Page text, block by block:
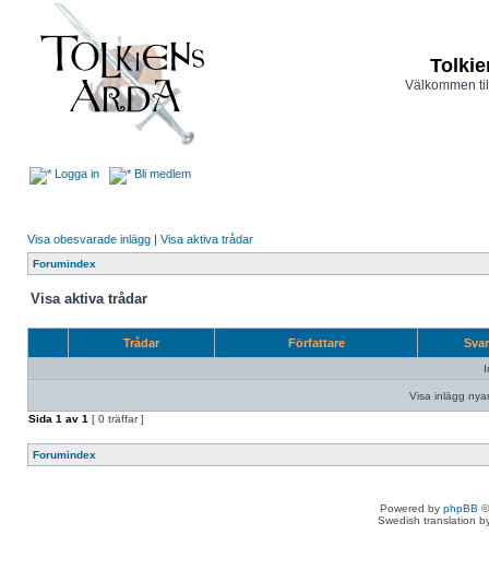
Välkommen
Logga in Bli medlem
Visa obesvarade inlägg | Visa aktiva trådar
Forumindex
Visa aktiva trådar
Trådar Författare
Visa inlägg
Sida 1 av 1 [ 0 träffar ]
Forumindex
Powered by phpBB
Swedish translation